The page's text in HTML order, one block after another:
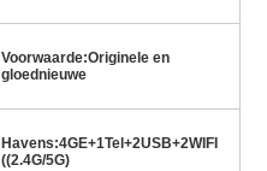
Voorwaarde:Originele en
gloednieuwe
Havens:4GE+1Tel+2USB+2WIFI
((2.4G/5G)